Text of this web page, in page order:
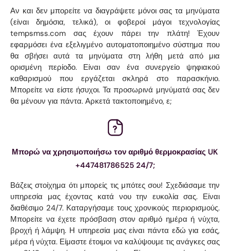
Αν και δεν μπορείτε να διαγράψετε μόνοι σας τα μηνύματα
(είναι δημόσια, τελικά), οι φοβεροί μάγοι τεχνολογίας
tempsmss.com σας έχουν πάρει την πλάτη! Έχουν
εφαρμόσει ένα εξελιγμένο αυτοματοποιημένο σύστημα που
θα σβήσει αυτά τα μηνύματα στη λήθη μετά από μια
ορισμένη περίοδο. Είναι σαν ένα συνεργείο ψηφιακού
καθαρισμού που εργάζεται σκληρά στο παρασκήνιο.
Μπορείτε να είστε ήσυχοι. Τα προσωρινά μηνύματά σας δεν
θα μένουν για πάντα. Αρκετά τακτοποιημένο, ε;
Μπορώ να χρησιμοποιήσω τον αριθμό θερμοκρασίας UK
+447481786525 24/7;
Βάζεις στοίχημα ότι μπορείς τις μπότες σου! Σχεδιάσαμε την
υπηρεσία μας έχοντας κατά νου την ευκολία σας. Είναι
διαθέσιμο 24/7. Καταργήσαμε τους χρονικούς περιορισμούς.
Μπορείτε να έχετε πρόσβαση στον αριθμό ημέρα ή νύχτα,
βροχή ή λάμψη. Η υπηρεσία μας είναι πάντα εδώ για εσάς,
μέρα ή νύχτα. Είμαστε έτοιμοι να καλύψουμε τις ανάγκες σας